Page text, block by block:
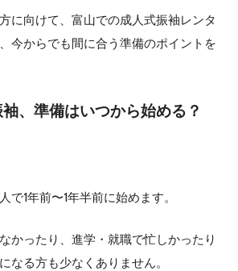
に向けて、富山での成人式振袖レンタ
今からでも間に合う準備のポイントを
袖、準備はいつから始める？
で1年前〜1年半前に始めます。
かったり、進学・就職で忙しかったり
なる方も少なくありません。